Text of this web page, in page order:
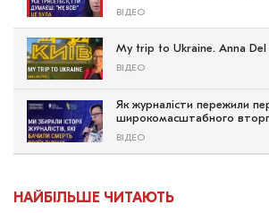
ВІДЕО
My trip to Ukraine. Anna Del
ВІДЕО
Як журналісти пережили
широкомасштабного
ВІДЕО
НАЙБІЛЬШЕ ЧИТАЮТЬ